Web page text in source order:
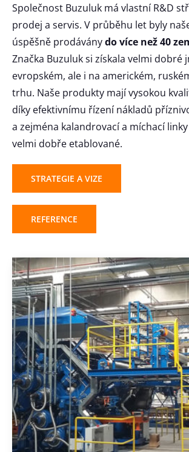
Společnost Buzuluk má vlastní R&D
prodej a servis. V průběhu let byly
úspěšně prodáványdo více než 40
Značka Buzuluk si získala velmi dobré
evropském, ale i na americkém,
trhu. Naše produkty mají vysokou
díky efektivnímu řízení nákladů
a zejména kalandrovací a míchací
velmi dobře etablované.
STRATEGIE A VIZE
REFERENCE